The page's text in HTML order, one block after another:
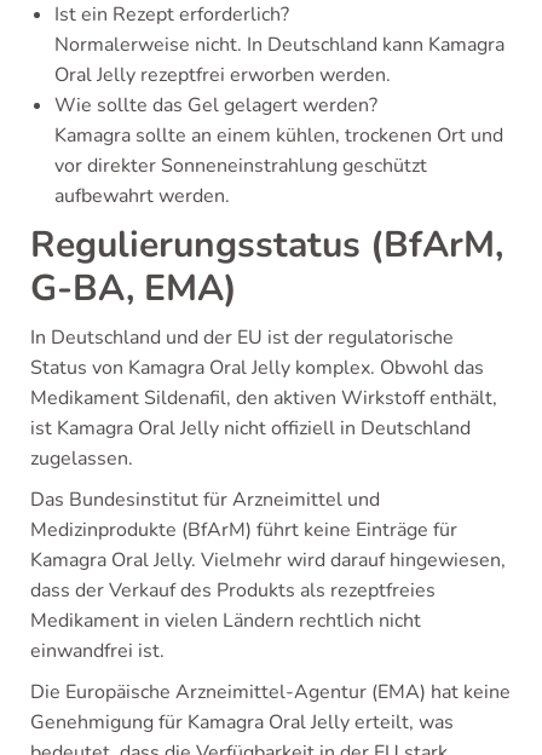
Ist ein Rezept erforderlich?
Normalerweise nicht. In Deutschland kann Kamagra
Oral Jelly rezeptfrei erworben werden.
Wie sollte das Gel gelagert werden?
Kamagra sollte an einem kühlen, trockenen Ort und
vor direkter Sonneneinstrahlung geschützt
aufbewahrt werden.
Regulierungsstatus (BfArM,
G-BA, EMA)
In Deutschland und der EU ist der regulatorische
Status von Kamagra Oral Jelly komplex. Obwohl das
Medikament Sildenafil, den aktiven Wirkstoff enthält,
ist Kamagra Oral Jelly nicht offiziell in Deutschland
zugelassen.
Das Bundesinstitut für Arzneimittel und
Medizinprodukte (BfArM) führt keine Einträge für
Kamagra Oral Jelly. Vielmehr wird darauf hingewiesen,
dass der Verkauf des Produkts als rezeptfreies
Medikament in vielen Ländern rechtlich nicht
einwandfrei ist.
Die Europäische Arzneimittel-Agentur (EMA) hat keine
Genehmigung für Kamagra Oral Jelly erteilt, was